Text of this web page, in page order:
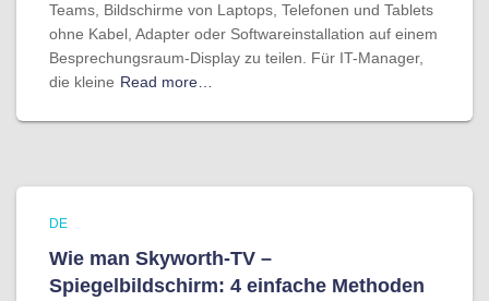
Teams, Bildschirme von Laptops, Telefonen und Tablets
ohne Kabel, Adapter oder Softwareinstallation auf einem
Besprechungsraum-Display zu teilen. Für IT-Manager,
die kleine Read more…
DE
Wie man Skyworth-TV –
Spiegelbildschirm: 4 einfache Methoden